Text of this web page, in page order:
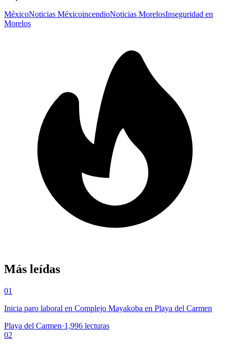
MéxicoNoticias MéxicoincendioNoticias MorelosInseguridad en
Morelos
Más leídas
01
Inicia paro laboral en Complejo Mayakoba en Playa del Carmen
Playa del Carmen·1,996 lecturas
02